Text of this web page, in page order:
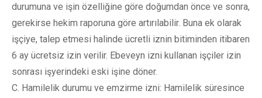
durumuna ve işin özelliğine göre doğumdan önce ve sonra,
gerekirse hekim raporuna göre artırılabilir. Buna ek olarak
işçiye, talep etmesi halinde ücretli iznin bitiminden itibaren
6 ay ücretsiz izin verilir. Ebeveyn izni kullanan işçiler izin
sonrası işyerindeki eski işine döner.
C. Hamilelik durumu ve emzirme izni: Hamilelik süresince